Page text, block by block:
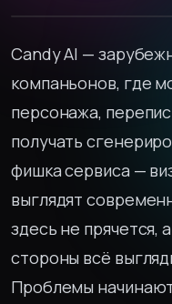
героинями
Вселенные ✨
Интерактивная история
реплик
Candy AI —
компаньонов, где
персонажа,
получать
фишка сервиса —
выглядят
здесь не прячется,
стороны всё
Проблемы